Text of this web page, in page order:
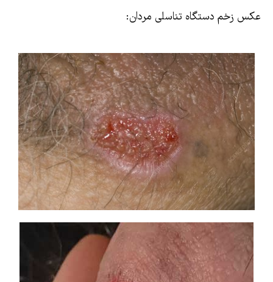
عکس زخم دستگاه تناسلی مردان: